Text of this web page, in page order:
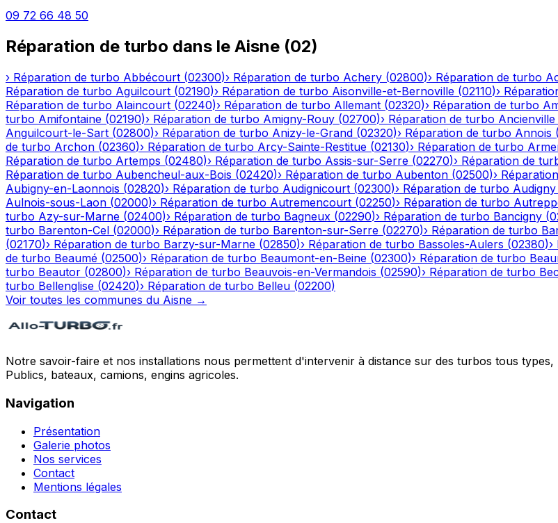
09 72 66 48 50
Réparation de turbo dans le Aisne (02)
› Réparation de turbo Abbécourt (02300)› Réparation de turbo Achery (02800)› Réparation de turbo
Réparation de turbo Aguilcourt (02190)› Réparation de turbo Aisonville-et-Bernoville (02110)›
Réparation de turbo Alaincourt (02240)› Réparation de turbo Allemant (02320)› Réparation de turbo
turbo Amifontaine (02190)› Réparation de turbo Amigny-Rouy (02700)› Réparation de turbo Ancienville
Anguilcourt-le-Sart (02800)› Réparation de turbo Anizy-le-Grand (02320)› Réparation de turbo Annois (
de turbo Archon (02360)› Réparation de turbo Arcy-Sainte-Restitue (02130)› Réparation de turbo
Réparation de turbo Artemps (02480)› Réparation de turbo Assis-sur-Serre (02270)› Réparation de
Réparation de turbo Aubencheul-aux-Bois (02420)› Réparation de turbo Aubenton (02500)›
Aubigny-en-Laonnois (02820)› Réparation de turbo Audignicourt (02300)› Réparation de turbo Audigny
Aulnois-sous-Laon (02000)› Réparation de turbo Autremencourt (02250)› Réparation de turbo
turbo Azy-sur-Marne (02400)› Réparation de turbo Bagneux (02290)› Réparation de turbo Bancigny (
turbo Barenton-Cel (02000)› Réparation de turbo Barenton-sur-Serre (02270)› Réparation de turbo
(02170)› Réparation de turbo Barzy-sur-Marne (02850)› Réparation de turbo Bassoles-Aulers (02380)›
de turbo Beaumé (02500)› Réparation de turbo Beaumont-en-Beine (02300)› Réparation de turbo
turbo Beautor (02800)› Réparation de turbo Beauvois-en-Vermandois (02590)› Réparation de turbo
turbo Bellenglise (02420)› Réparation de turbo Belleu (02200)
Voir toutes les communes du Aisne →
Notre savoir-faire et nos installations nous permettent d'intervenir à distance sur des turbos tous
Publics, bateaux, camions, engins agricoles.
Navigation
Présentation
Galerie photos
Nos services
Contact
Mentions légales
Contact